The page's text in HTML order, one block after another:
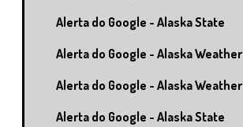
Alerta do Google - Alaska State
Alerta do Google - Alaska Weather
Alerta do Google - Alaska Weather
Alerta do Google - Alaska State